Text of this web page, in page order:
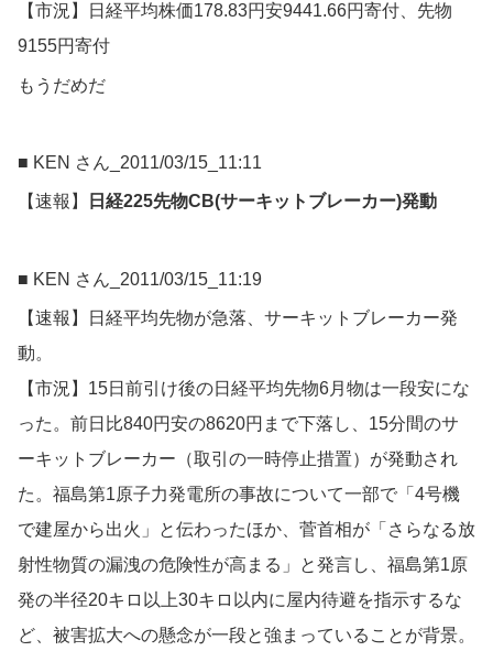
【市況】日経平均株価178.83円安9441.66円寄付、先物
9155円寄付
もうだめだ
■ KEN さん_2011/03/15_11:11
【速報】 日経225先物CB(サーキットブレーカー)発動
■ KEN さん_2011/03/15_11:19
【速報】日経平均先物が急落、サーキットブレーカー発
動。
【市況】15日前引け後の日経平均先物6月物は一段安にな
った。前日比840円安の8620円まで下落し、15分間のサ
ーキットブレーカー（取引の一時停止措置）が発動され
た。福島第1原子力発電所の事故について一部で「4号機
で建屋から出火」と伝わったほか、菅首相が「さらなる放
射性物質の漏洩の危険性が高まる」と発言し、福島第1原
発の半径20キロ以上30キロ以内に屋内待避を指示するな
ど、被害拡大への懸念が一段と強まっていることが背景。